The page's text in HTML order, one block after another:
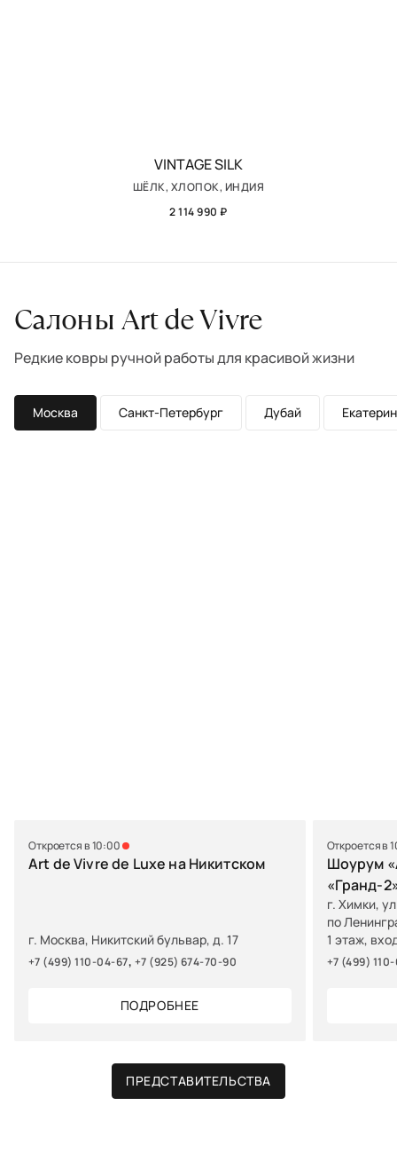
VINTAGE SILK
ШЁЛК, ХЛОПОК, ИНДИЯ
2 114 990 ₽
Салоны Art de Vivre
Редкие ковры ручной работы для красивой жизни
Москва Санкт-Петербург Дубай
Откроется в 10:00
Art de Vivre de Luxe на Никитском
г. Москва, Никитский бульвар, д. 17
+7 (499) 110-04-67, +7 (925) 674-70-90
ПОДРОБНЕЕ
Откроется в
Шоурум
«Гранд-
г. Химки,
по
1 этаж,
+7 (499)
ПРЕДСТАВИТЕЛЬСТВА